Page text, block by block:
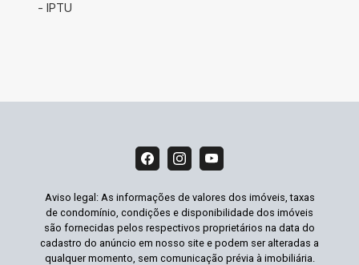
- IPTU
Aviso legal: As informações de valores dos imóveis, taxas
de condomínio, condições e disponibilidade dos imóveis
são fornecidas pelos respectivos proprietários na data do
cadastro do anúncio em nosso site e podem ser alteradas a
qualquer momento, sem comunicação prévia à imobiliária.